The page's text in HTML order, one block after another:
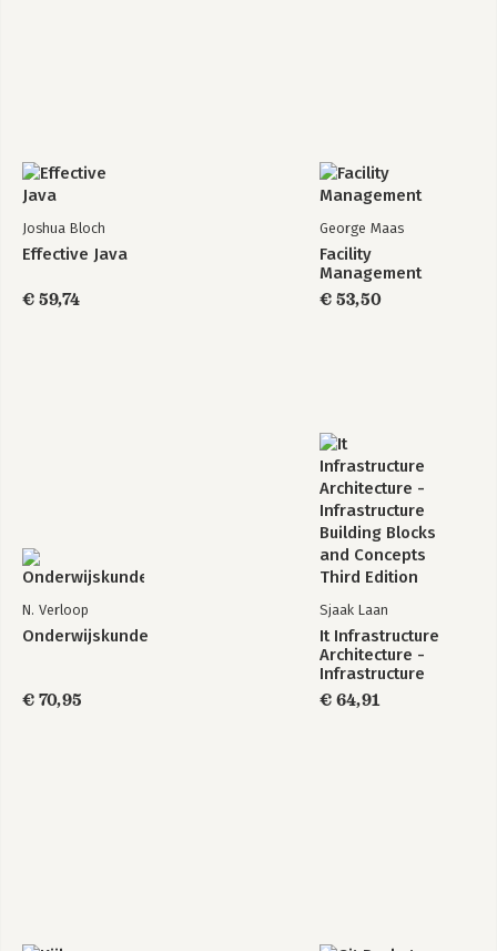
Joshua Bloch
Effective Java
€ 59,74
George Maas
Facility
Management
€ 53,50
N. Verloop
Onderwijskunde
€ 70,95
Sjaak Laan
It Infrastructure
Architecture -
Infrastructure
Building Blocks and
Concepts Third
€ 64,91